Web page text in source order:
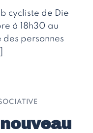
cycliste de Die
à 18h30 au
des personnes